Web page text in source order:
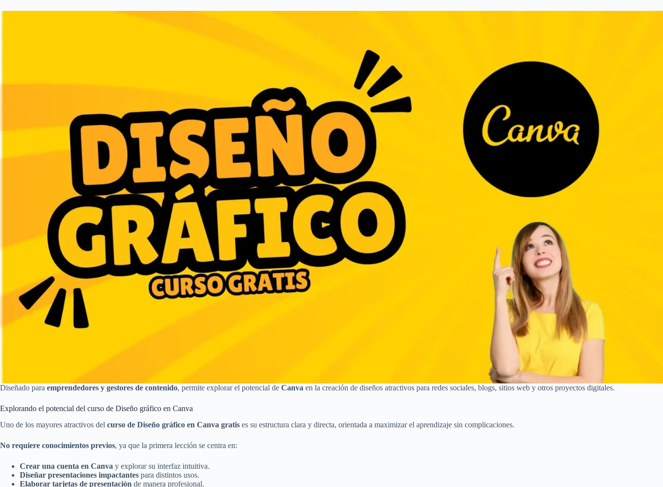
Diseñado para emprendedores y gestores de contenido, permite explorar el potencial de Canva en la creación de diseños atractivos para redes sociales, blogs, sitios web y otros proyectos digitales.
Explorando el potencial del curso de Diseño gráfico en Canva
Uno de los mayores atractivos del curso de Diseño gráfico en Canva gratis es su estructura clara y directa, orientada a maximizar el aprendizaje sin complicaciones.
No requiere conocimientos previos, ya que la primera lección se centra en:
Crear una cuenta en Canva y explorar su interfaz intuitiva.
Diseñar presentaciones impactantes para distintos usos.
Elaborar tarjetas de presentación de manera profesional.